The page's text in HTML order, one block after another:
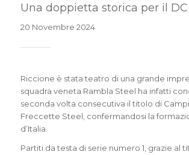
Una doppietta storica per il
20 Novembre 2024
Riccione è stata teatro di una grande
squadra veneta Rambla Steel ha infatti
seconda volta consecutiva il titolo di
Freccette Steel, confermandosi la
d’Italia.
Partiti da testa di serie numero 1, grazie al